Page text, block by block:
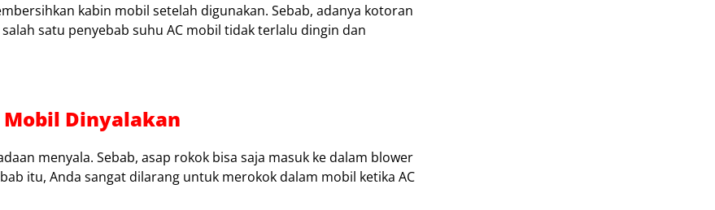
kabin mobil setelah digunakan. Sebab, adanya kotoran
satu penyebab suhu AC mobil tidak terlalu dingin dan
Mobil Dinyalakan
menyala. Sebab, asap rokok bisa saja masuk ke dalam blower
itu, Anda sangat dilarang untuk merokok dalam mobil ketika AC